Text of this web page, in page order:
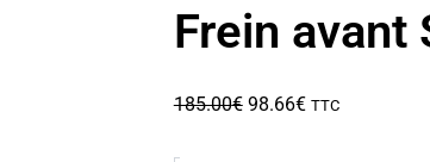
Frein avant
185.00€ Le
98.66€Le
TTC